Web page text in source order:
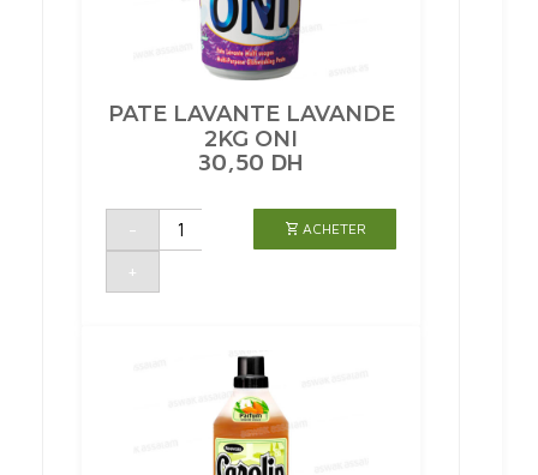
PATE LAVANTE LAVANDE
2KG ONI
30,50 DH
-
quantité
PATE
2KG
+
ACHETER